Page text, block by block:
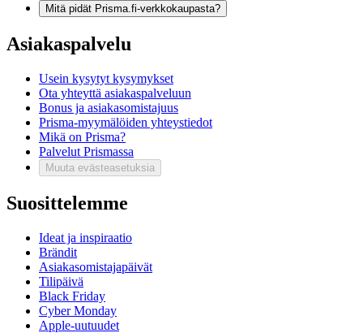
Mitä pidät Prisma.fi-verkkokaupasta?
Asiakaspalvelu
Usein kysytyt kysymykset
Ota yhteyttä asiakaspalveluun
Bonus ja asiakasomistajuus
Prisma-myymälöiden yhteystiedot
Mikä on Prisma?
Palvelut Prismassa
Muuta evästeasetuksia
Suosittelemme
Ideat ja inspiraatio
Brändit
Asiakasomistajapäivät
Tilipäivä
Black Friday
Cyber Monday
Apple-uutuudet